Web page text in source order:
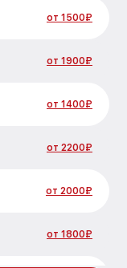
от 1500₽
от 1900₽
от 1400₽
от 2200₽
от 2000₽
от 1800₽